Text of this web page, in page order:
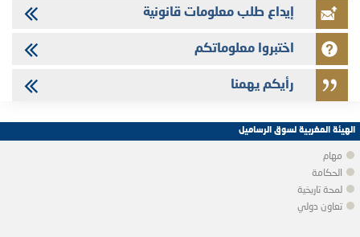
إيداع طلب معلومات قانونية
اختبروا معلوماتكم
رأيكم يهمنا
الهيئة المغربية لسوق الرساميل
مهام
الحكامة
لمحة تاريخية
تعاون دولي